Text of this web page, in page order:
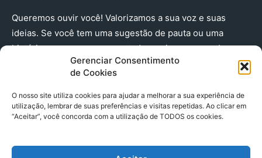
Gerenciar Consentimento
de Cookies
O nosso site utiliza cookies para ajudar a melhorar a sua experiência de
utilização, lembrar de suas preferências e visitas repetidas. Ao clicar em
“Aceitar”, você concorda com a utilização de TODOS os cookies.
Queremos ouvir você! Valorizamos a sua voz e suas
ideias. Se você tem uma sugestão de pauta ou uma
história que merece ser contada, envie-nos agora!
(91) 98224 - 3111